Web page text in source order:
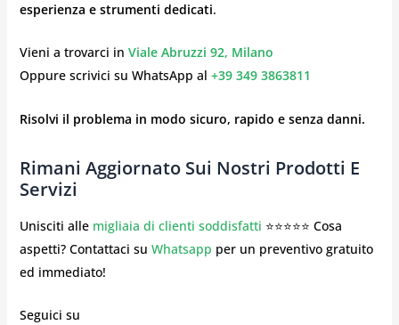
esperienza e strumenti dedicati.
Vieni a trovarci in Viale Abruzzi 92, Milano
Oppure scrivici su WhatsApp al +39 349 3863811
Risolvi il problema in modo sicuro, rapido e senza danni.
Rimani Aggiornato Sui Nostri Prodotti E
Servizi
Unisciti alle migliaia di clienti soddisfatti ⭐⭐⭐⭐⭐ Cosa
aspetti? Contattaci su Whatsapp per un preventivo gratuito
ed immediato!
Seguici su